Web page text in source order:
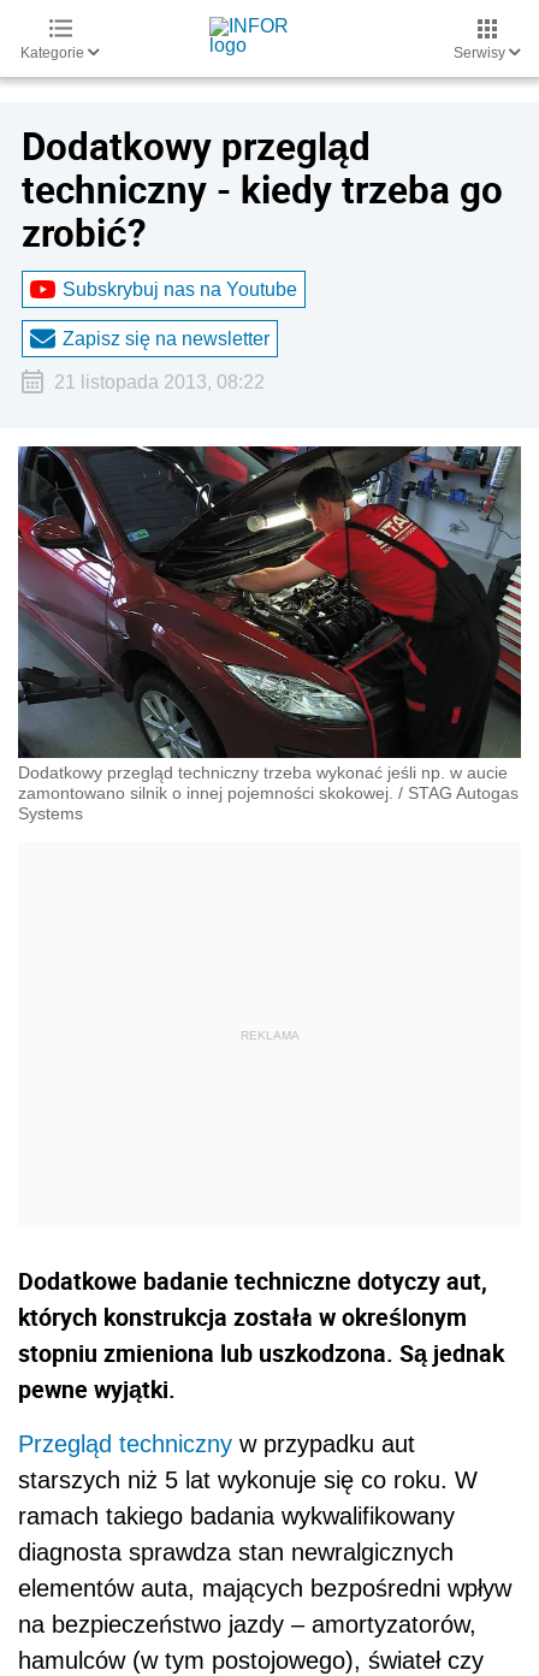
Kategorie Serwisy
Dodatkowy przegląd
techniczny - kiedy trzeba go
zrobić?
Subskrybuj nas na Youtube
Zapisz się na newsletter
21 listopada 2013, 08:22
Dodatkowy przegląd techniczny trzeba wykonać jeśli np. w aucie
zamontowano silnik o innej pojemności skokowej. / STAG Autogas
Systems
Dodatkowe badanie techniczne dotyczy aut,
których konstrukcja została w określonym
stopniu zmieniona lub uszkodzona. Są jednak
pewne wyjątki.
Przegląd techniczny w przypadku aut
starszych niż 5 lat wykonuje się co roku. W
ramach takiego badania wykwalifikowany
diagnosta sprawdza stan newralgicznych
elementów auta, mających bezpośredni wpływ
na bezpieczeństwo jazdy – amortyzatorów,
hamulców (w tym postojowego), świateł czy